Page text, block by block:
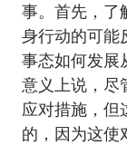
事。首先，了
身行动的可能
事态如何发展
意义上说，尽
应对措施，但
的，因为这使